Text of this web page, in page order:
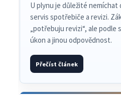
U plynu je důležité nemíchat
servis spotřebiče a revizi.
„potřebuju revizi“, ale podle
úkon a jinou odpovědnost.
Přečíst článek